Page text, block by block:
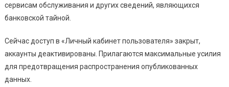
сервисам обслуживания и других сведений, являющихся
банковской тайной.
Сейчас доступ в «Личный кабинет пользователя» закрыт,
аккаунты деактивированы. Прилагаются максимальные усилия
для предотвращения распространения опубликованных
данных.